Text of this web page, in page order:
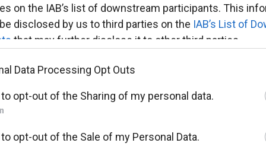
on the IAB’s list of downstream participants. This
disclosed by us to third parties on the IAB’s List of
that may further disclose it to other third parties.
that this website/app uses one or more Google
You may click to grant or deny consent to Google
tags to use your data for below specified purposes in
Data Processing Opt Outs
opt-out of the Sharing of my personal data.
opt-out of the Sale of my Personal Data.
ΤΟ ΙΧΝΟΓΡΑΦΗΜΑ
τον τρόπο ερμηνείας του σχεδίου ως προς
αντιλαμβάνεται τα πράγματα και τη